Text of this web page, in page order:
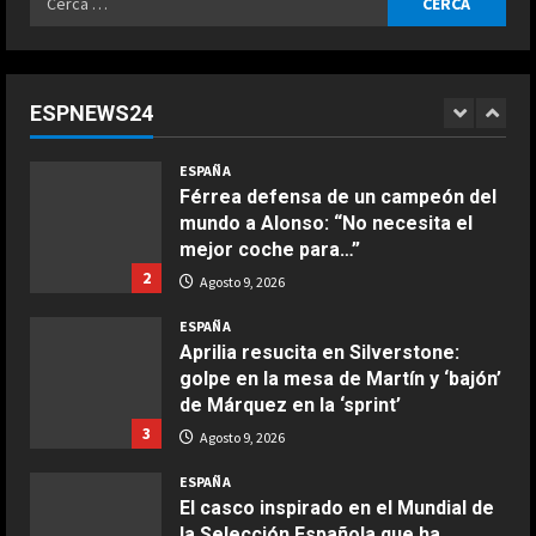
ESPNEWS24
2
3
ESPAÑA
Aprilia resucita en Silverstone:
golpe en la mesa de Martín y ‘bajón’
de Márquez en la ‘sprint’
Agosto 9, 2026
4
ESPAÑA
El casco inspirado en el Mundial de
la Selección Española que ha
estrenado Raúl Fernández en
MotoGP
ESPAÑA
“Ferrari no para de quejarse”:
2
Ensalada de espinacas deliciosa
Maggio 28, 2026
COCINA
Boquerones fritos en freidora de
aire
Aprile 24, 2026
Buñuelos de alcachofas
Ternera guisada con senderuelas
Marzo 20, 2026